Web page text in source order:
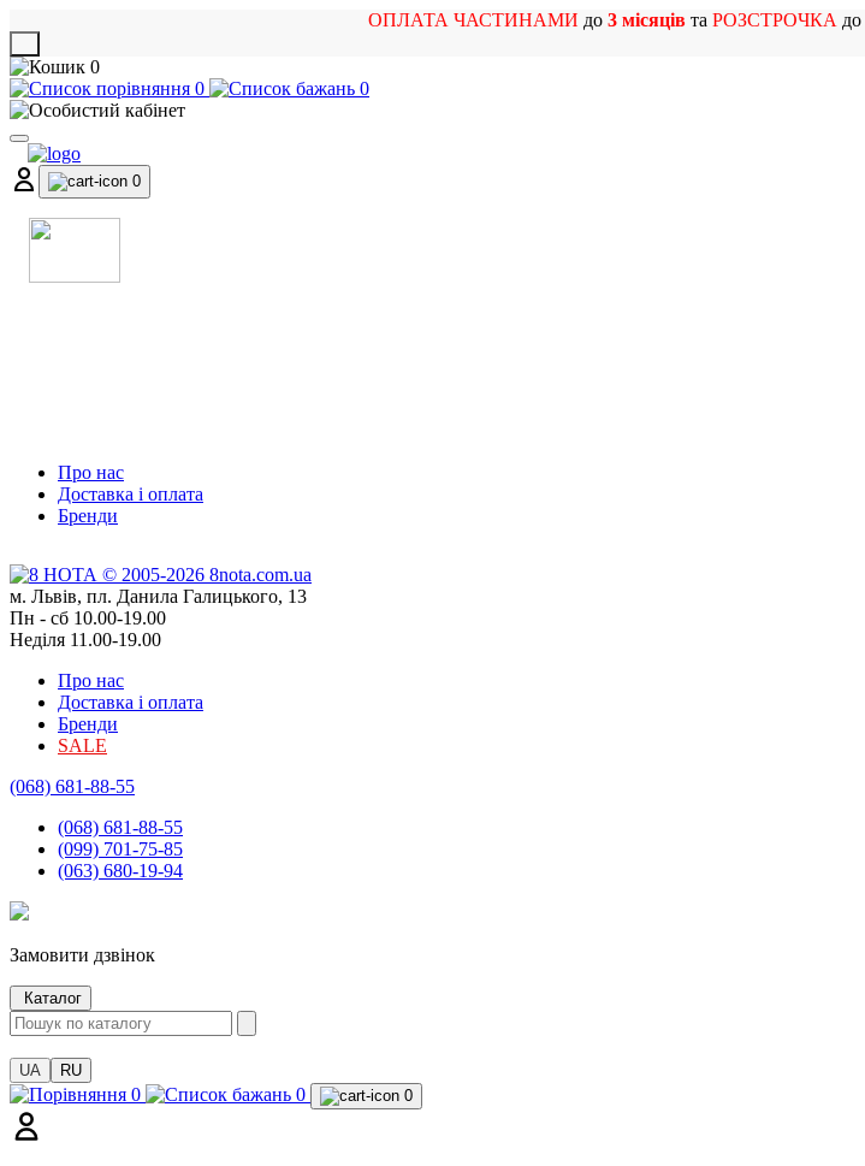
ОПЛАТА ЧАСТИНАМИ до 3 місяцівта РОЗСТРОЧКА до
0
0
0
0
Про нас
Доставка і оплата
Бренди
м. Львів, пл. Данила Галицького, 13
Пн - сб 10.00-19.00
Неділя 11.00-19.00
Про нас
Доставка і оплата
Бренди
SALE
(068) 681-88-55
(068) 681-88-55
(099) 701-75-85
(063) 680-19-94
Замовити дзвінок
Каталог
UA RU
0 0 0